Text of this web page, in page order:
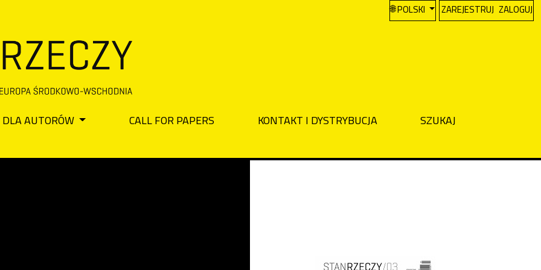
CHANGE THE LANGUAGE. THE
POLSKI ZAREJESTRUJ ZALOGUJ
DLA AUTORÓW CALL FOR PAPERS KONTAKT I DYSTRYBUCJA
SZUKAJ
Cover image